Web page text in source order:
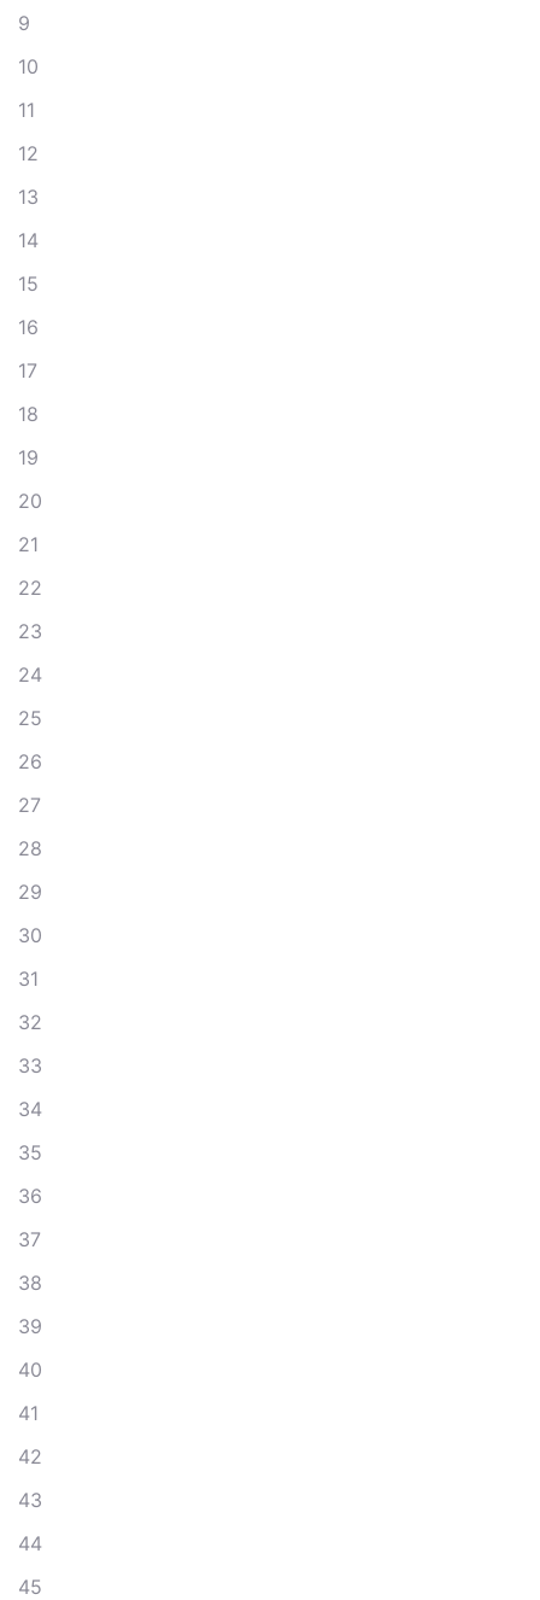
9
10
11
12
13
14
15
16
17
18
19
20
21
22
23
24
25
26
27
28
29
30
31
32
33
34
35
36
37
38
39
40
41
42
43
44
45